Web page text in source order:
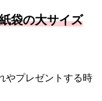
袋の大サイズ
やプレゼントする時